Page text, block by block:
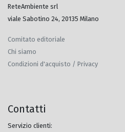
ReteAmbiente srl
viale Sabotino 24, 20135 Milano
Comitato editoriale
Chi siamo
Condizioni d'acquisto / Privacy
Contatti
Servizio clienti: